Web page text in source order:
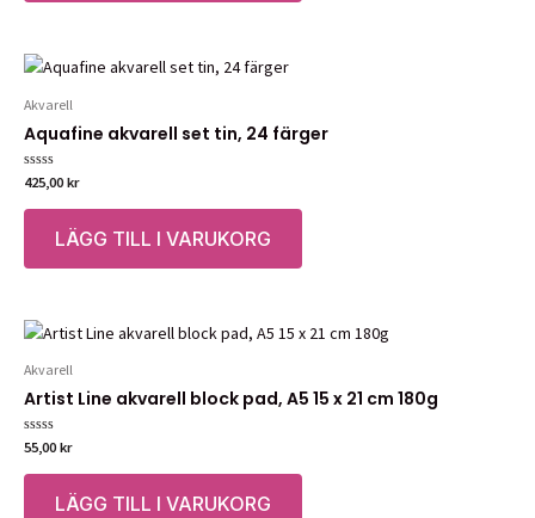
Akvarell
Aquafine akvarell set tin, 24 färger
Betygsatt
av
425,00 kr
LÄGG TILL I VARUKORG
Akvarell
Artist Line akvarell block pad, A5 15 x 21 cm 180g
Betygsatt
av
55,00 kr
LÄGG TILL I VARUKORG